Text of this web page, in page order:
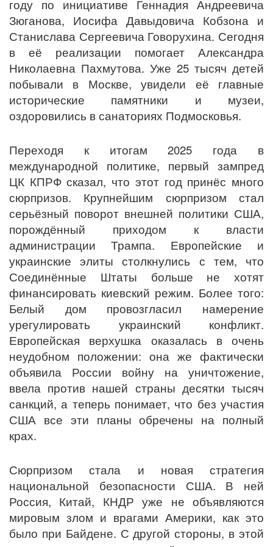
году по инициативе Геннадия Андреевича
Зюганова, Иосифа Давыдовича Кобзона и
Станислава Сергеевича Говорухина. Сегодня
в её реализации помогает Александра
Николаевна Пахмутова. Уже 25 тысяч детей
побывали в Москве, увидели её главные
исторические памятники и музеи,
оздоровились в санаториях Подмосковья.
Переходя к итогам 2025 года в
международной политике, первый зампред
ЦК КПРФ сказал, что этот год принёс много
сюрпризов. Крупнейшим сюрпризом стал
серьёзный поворот внешней политики США,
порождённый приходом к власти
администрации Трампа. Европейские и
украинские элиты столкнулись с тем, что
Соединённые Штаты больше не хотят
финансировать киевский режим. Более того:
Белый дом провозгласил намерение
урегулировать украинский конфликт.
Европейская верхушка оказалась в очень
неудобном положении: она же фактически
объявила России войну на уничтожение,
ввела против нашей страны десятки тысяч
санкций, а теперь понимает, что без участия
США все эти планы обречены на полный
крах.
Сюрпризом стала и новая стратегия
национальной безопасности США. В ней
Россия, Китай, КНДР уже не объявляются
мировым злом и врагами Америки, как это
было при Байдене. С другой стороны, в этой